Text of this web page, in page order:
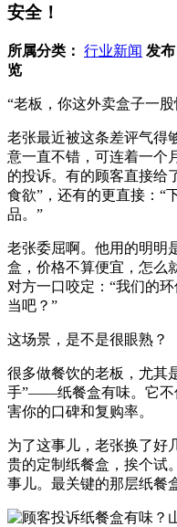
安全！
所属分类： 行业新闻 发布
览
“老板，你这外卖盒子一
老张最近被这条差评气得
意一直不错，可连着一个
的投诉。有的顾客直接给
食欲”，还有的更直接：“
品。”
老张委屈啊。他用的明明
盒，价格不算便宜，怎么
对方一口咬定：“我们的
当吧？”
这场景，是不是很眼熟？
很多做餐饮的老板，尤其
手”——纸餐盒有味。它不
害你的口碑和复购率。
为了这事儿，老张换了好
贵的定制纸餐盒，挨个试
事儿。最关键的那层纸餐